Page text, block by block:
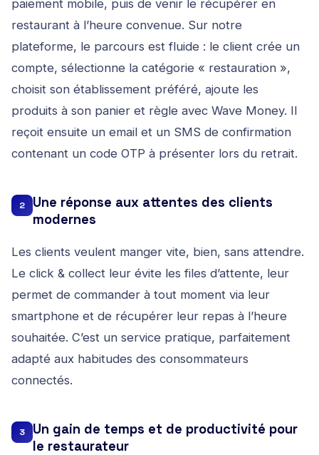
paiement mobile, puis de venir le récupérer en
restaurant à l’heure convenue. Sur notre
plateforme, le parcours est fluide : le client crée un
compte, sélectionne la catégorie « restauration »,
choisit son établissement préféré, ajoute les
produits à son panier et règle avec Wave Money. Il
reçoit ensuite un email et un SMS de confirmation
contenant un code OTP à présenter lors du retrait.
2
Une réponse aux attentes des clients
modernes
Les clients veulent manger vite, bien, sans attendre.
Le click & collect leur évite les files d’attente, leur
permet de commander à tout moment via leur
smartphone et de récupérer leur repas à l’heure
souhaitée. C’est un service pratique, parfaitement
adapté aux habitudes des consommateurs
connectés.
3
Un gain de temps et de productivité pour
le restaurateur